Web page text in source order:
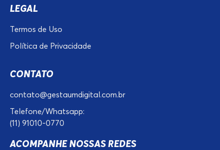
LEGAL
Termos de Uso
Política de Privacidade
CONTATO
contato@gestaumdigital.com.br
Telefone/Whatsapp:
(11) 91010-0770
ACOMPANHE NOSSAS REDES